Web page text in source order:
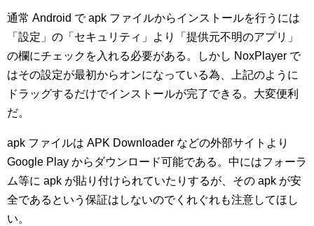
通常 Android で apk ファイルからインストールを行うには
「設定」の「セキュリティ」より「提供元不明のアプリ」
の欄にチェックを入れる必要がある。しかし NoxPlayer で
はその設定が最初からオンになっている為、上記のように
ドラッグするだけでインストールが完了できる。大変便利
だ。
apk ファイルは APK Downloader などの外部サイトより
Google Play からダウンロード可能である。中にはフォーラ
ム等に apk が貼り付けられていたりするが、その apk が安
全であるという保証はしないのでくれぐれも注意してほし
い。